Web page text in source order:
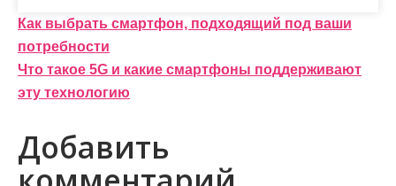
Н
а
в
и
г
Как выбрать смартфон, подходящий под ваши
потребности
Что такое 5G и какие смартфоны поддерживают
эту технологию
Добавить